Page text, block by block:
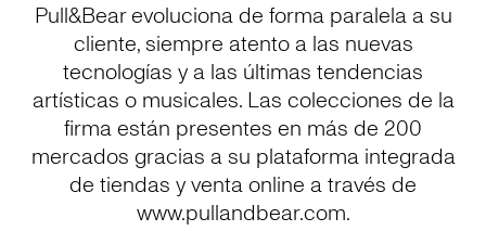
Pull&Bear evoluciona de forma paralela a su
cliente, siempre atento a las nuevas
tecnologías y a las últimas tendencias
artísticas o musicales. Las colecciones de la
firma están presentes en más de 200
mercados gracias a su plataforma integrada
de tiendas y venta online a través de
www.pullandbear.com.